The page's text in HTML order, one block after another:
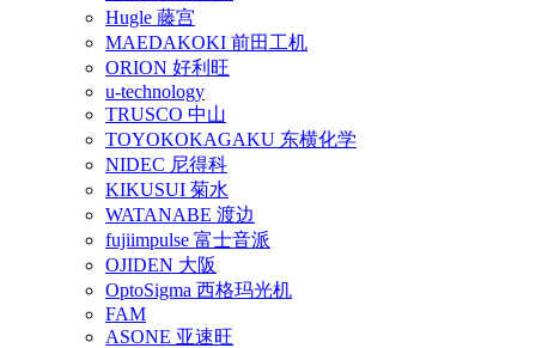
Hugle 藤宫
MAEDAKOKI 前田工机
ORION 好利旺
u-technology
TRUSCO 中山
TOYOKOKAGAKU 东横化学
NIDEC 尼得科
KIKUSUI 菊水
WATANABE 渡边
fujiimpulse 富士音派
OJIDEN 大阪
OptoSigma 西格玛光机
FAM
ASONE 亚速旺